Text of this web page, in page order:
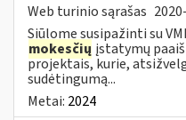
Web turinio sąrašas
Siūlome susipažinti su
mokesčių įstatymų
projektais, kurie,
sudėtingumą...
Metai: 2024